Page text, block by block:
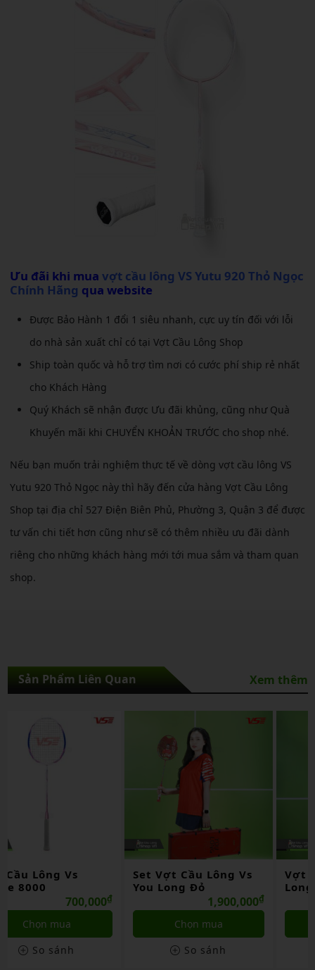
Ưu đãi khi mua vợt cầu lông VS Yutu 920 Thỏ Ngọc
Chính Hãng qua website
Được Bảo Hành 1 đổi 1 siêu nhanh, cực uy tín đối với lỗi
do nhà sản xuất chỉ có tại Vợt Cầu Lông Shop
Ship toàn quốc và hỗ trợ tìm nơi có cước phí ship rẻ nhất
cho Khách Hàng
Quý Khách sẽ nhận được Ưu đãi khủng, cũng như Quà
Khuyến mãi khi CHUYỂN KHOẢN TRƯỚC cho shop nhé.
Nếu bạn muốn trải nghiệm thực tế về dòng vợt cầu lông VS
Yutu 920 Thỏ Ngọc này thì hãy đến cửa hàng Vợt Cầu Lông
Shop tại địa chỉ 527 Điện Biên Phủ, Phường 3, Quận 3 để được
tư vấn chi tiết hơn cũng như sẽ có thêm nhiều ưu đãi dành
riêng cho những khách hàng mới tới mua sắm và tham quan
shop.
Sản Phẩm Liên Quan Xem thêm
Set Vợt Cầu Lông Vs
You Long Đỏ
1,900,000
Chọn mua
So sánh
Vợt Cầu Lông Vs You
Long Trắng – XT
1,200,000
Chọn mua
So sánh